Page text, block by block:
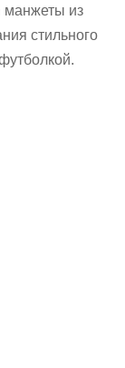
манжеты из
стильного